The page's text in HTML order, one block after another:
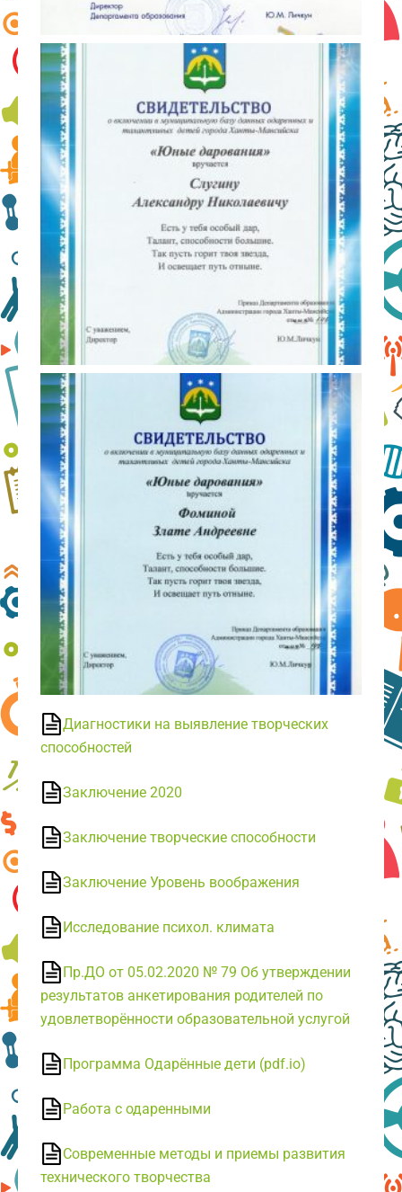
Диагностики на выявление творческих
способностей
Заключение 2020
Заключение творческие способности
Заключение Уровень воображения
Исследование психол. климата
Пр.ДО от 05.02.2020 № 79 Об утверждении
результатов анкетирования родителей по
удовлетворённости образовательной услугой
Программа Одарённые дети (pdf.io)
Работа с одаренными
Современные методы и приемы развития
технического творчества